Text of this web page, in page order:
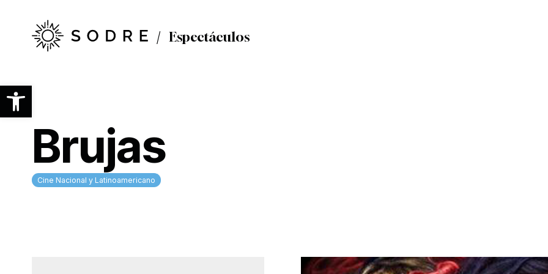
Abrir barra de herramientas
contenido
principal
Espectáculos
Brujas
Cine Nacional y Latinoamericano